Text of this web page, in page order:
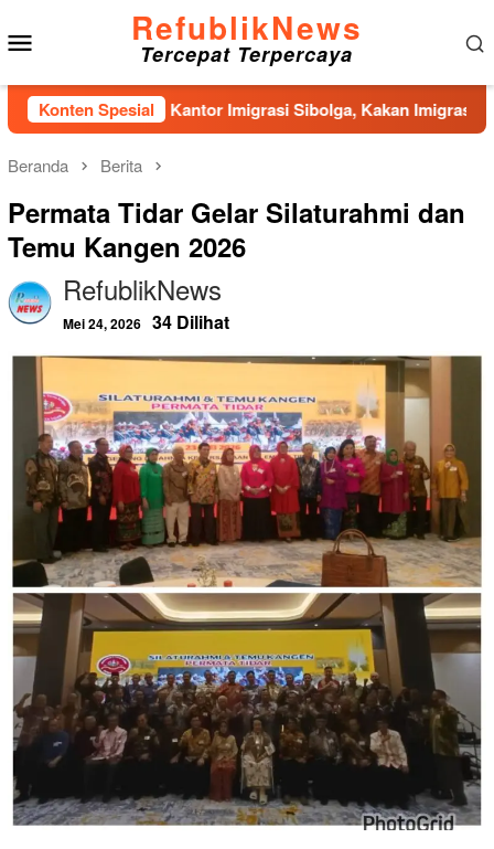
ke
konten
RefublikNews
Tercepat Terpercaya
Konten SpesialKantor Imigrasi Sibolga, Kakan Imigrasi Kelas II
Beranda Berita
Permata Tidar Gelar Silaturahmi dan
Temu Kangen 2026
RefublikNews
Mei 24, 2026 34 Dilihat